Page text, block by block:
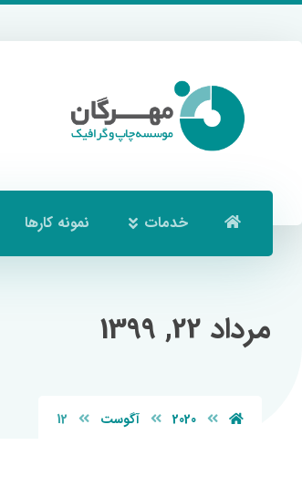
خدمات نمونه کارها
مرداد 22, 1399
2020 آگوست 12